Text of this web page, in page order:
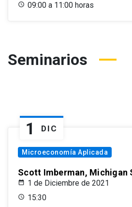
09:00 a 11:00 horas
Seminarios
1 DIC
Microeconomía Aplicada
Scott Imberman, Michigan
1 de Diciembre de 2021
15:30